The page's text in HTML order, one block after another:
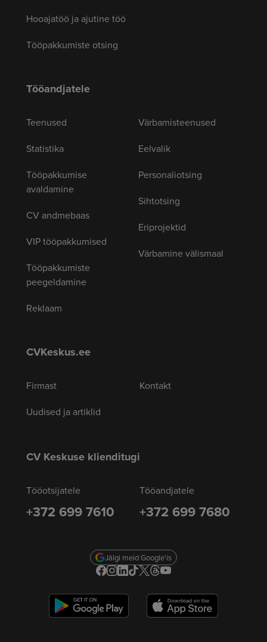
Hooajatöö ja ajutine töö
Tööpakkumiste otsing
Tööandjatele
Teenused
Statistika
Tööpakkumise
avaldamine
CV andmebaas
VIP tööpakkumised
Tööpakkumiste
peegeldamine
Reklaam
Värbamisteenused
Eelvalik
Personaliotsing
Sihtotsing
Eriprojektid
Värbamine välismaal
CVKeskus.ee
Firmast
Uudised ja artiklid
Kontakt
CV Keskuse klienditugi
Tööotsijatele
+372 699 7610
Tööandjatele
+372 699 7680
Jälgi meid Google'is